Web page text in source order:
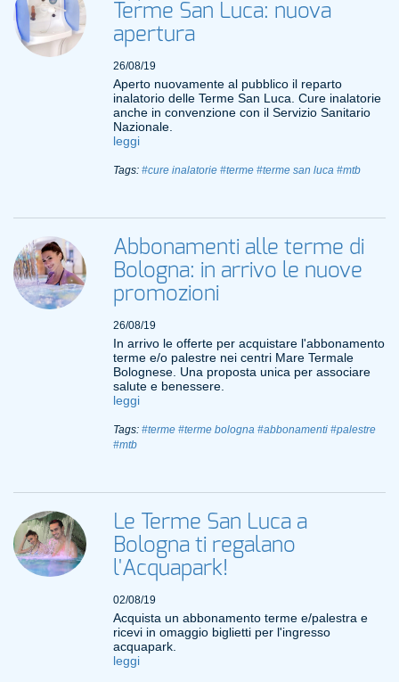
Terme San Luca: nuova
apertura
26/08/19
Aperto nuovamente al pubblico il reparto
inalatorio delle Terme San Luca. Cure inalatorie
anche in convenzione con il Servizio Sanitario
Nazionale.
leggi
Tags: #cure inalatorie #terme #terme san luca #mtb
Abbonamenti alle terme di
Bologna: in arrivo le nuove
promozioni
26/08/19
In arrivo le offerte per acquistare l'abbonamento
terme e/o palestre nei centri Mare Termale
Bolognese. Una proposta unica per associare
salute e benessere.
leggi
Tags: #terme #terme bologna #abbonamenti #palestre
#mtb
Le Terme San Luca a
Bologna ti regalano
l'Acquapark!
02/08/19
Acquista un abbonamento terme e/palestra e
ricevi in omaggio biglietti per l'ingresso
acquapark.
leggi